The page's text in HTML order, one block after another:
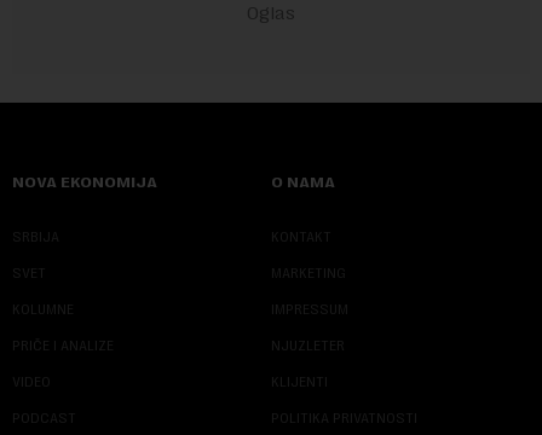
NOVA EKONOMIJA
SRBIJA
SVET
KOLUMNE
PRIČE I ANALIZE
VIDEO
PODCAST
O NAMA
KONTAKT
MARKETING
IMPRESSUM
NJUZLETER
KLIJENTI
POLITIKA PRIVATNOSTI